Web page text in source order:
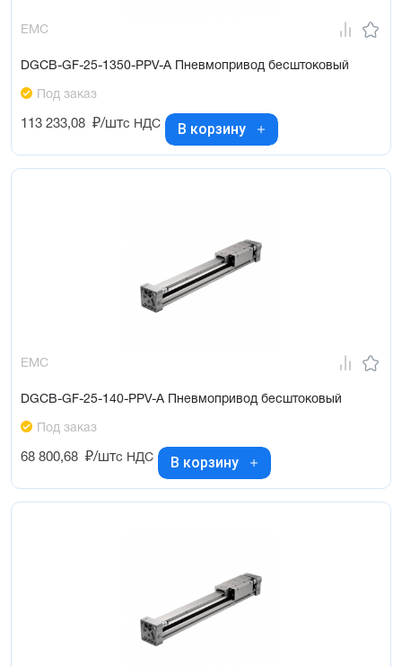
EMC
DGCB-GF-25-1350-PPV-A Пневмопривод бесштоковый
Под заказ
113 233,08 ₽/штс НДС В корзину
EMC
DGCB-GF-25-140-PPV-A Пневмопривод бесштоковый
Под заказ
68 800,68 ₽/штс НДС В корзину